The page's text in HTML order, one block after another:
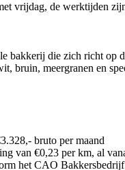
vrijdag, de werktijden
bakkerij die zich richt
bruin, meergranen en
bruto per maand
van €0,23 per km, al
het CAO Bakkersbedrijf